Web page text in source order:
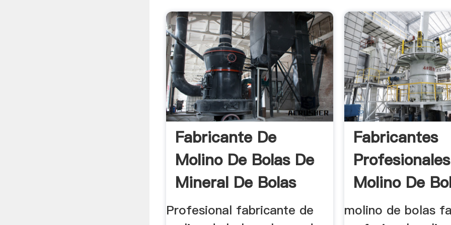
Fabricante De
Molino De Bolas De
Mineral De Bolas
Profesional fabricante de
Fabricantes
Profesionales
Molino De
Bola De
molino de bolas